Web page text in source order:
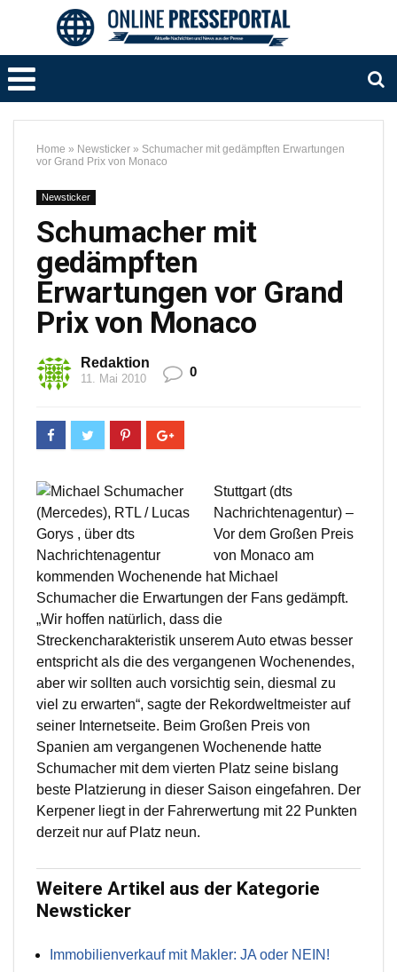
Home » Newsticker » Schumacher mit gedämpften Erwartungen
vor Grand Prix von Monaco
Newsticker
Schumacher mit
gedämpften
Erwartungen vor Grand
Prix von Monaco
Redaktion
11. Mai 2010 0
Stuttgart (dts
Nachrichtenagentur) –
Vor dem Großen Preis
von Monaco am
kommenden Wochenende hat Michael
Schumacher die Erwartungen der Fans gedämpft.
„Wir hoffen natürlich, dass die
Streckencharakteristik unserem Auto etwas besser
entspricht als die des vergangenen Wochenendes,
aber wir sollten auch vorsichtig sein, diesmal zu
viel zu erwarten“, sagte der Rekordweltmeister auf
seiner Internetseite. Beim Großen Preis von
Spanien am vergangenen Wochenende hatte
Schumacher mit dem vierten Platz seine bislang
beste Platzierung in dieser Saison eingefahren. Der
Kerpener liegt in der Fahrerwertung mit 22 Punkten
derzeit nur auf Platz neun.
Weitere Artikel aus der Kategorie
Newsticker
Immobilienverkauf mit Makler: JA oder NEIN!